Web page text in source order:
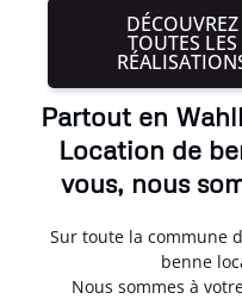
DÉCOUVREZ
TOUTES LES
Partout en
Location de
vous, nous
Sur toute la commune
benne
Nous sommes à